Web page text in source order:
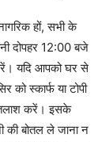
हों, सभी के
दोपहर 12:00 बजे
यदि आपको घर से
को स्कार्फ या टोपी
करें। इसके
की बोतल ले जाना न